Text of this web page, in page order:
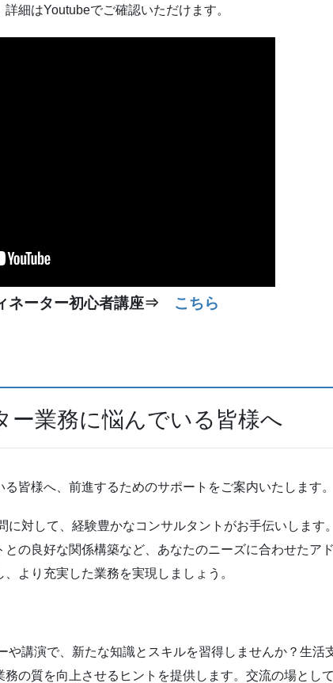
細はYoutubeでご確認いただけます。
ネーター初心者講座⇒ こちら
ー業務に悩んでいる皆様へ
皆様へ、前進するためのサポートをご案内いたします。
に対して、経験豊かなコンサルタントがお手伝いします。
の良好な関係構築など、あなたのニーズに合わせたアド
より充実した業務を実現しましょう。
や講演で、新たな知識とスキルを習得しませんか？生活
の質を向上させるヒントを提供します。交流の場として